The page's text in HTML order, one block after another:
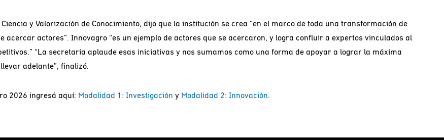
y Valorización de Conocimiento, dijo que la institución se crea “en el marco de toda una transformación de
actores”. Innovagro “es un ejemplo de actores que se acercaron, y logra confluir a expertos vinculados al
“La secretaría aplaude esas iniciativas y nos sumamos como una forma de apoyar a lograr la máxima
adelante”, finalizó.
2026 ingresá aquí: Modalidad 1: Investigación y Modalidad 2: Innovación.